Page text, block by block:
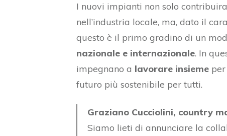
I nuovi impianti non solo
nell’industria locale, ma, dato il
questo è il primo gradino di un
nazionale e internazionale. In
impegnano a lavorare insieme
futuro più sostenibile per tutti.
Graziano Cucciolini, country
Siamo lieti di annunciare la